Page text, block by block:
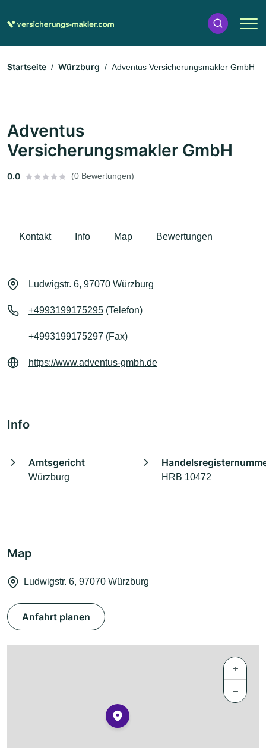
Startseite Würzburg Adventus Versicherungsmakler GmbH
Adventus
Versicherungsmakler GmbH
0.0 (0 Bewertungen)
Kontakt Info Map Bewertungen
Ludwigstr. 6, 97070 Würzburg
+4993199175295 (Telefon)
+4993199175297 (Fax)
https://www.adventus-gmbh.de
Info
Amtsgericht
Würzburg HRB 10472
Map
Ludwigstr. 6, 97070 Würzburg
Anfahrt planen
+
−